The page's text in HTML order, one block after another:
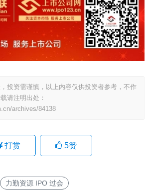
投资需谨慎，以上内容仅供投资者参考，不作
请注明出处：
archives/84138
打赏 5赞
力勤资源 IPO 过会